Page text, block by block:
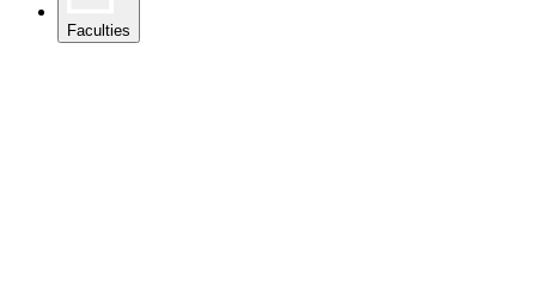
Faculties